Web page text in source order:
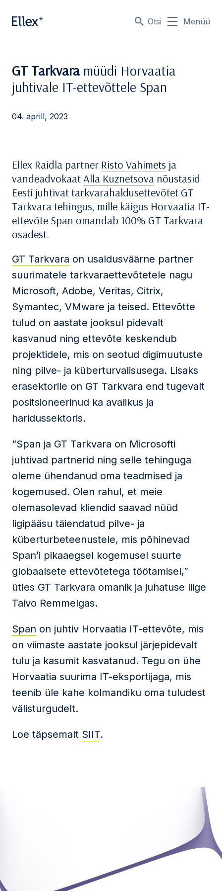
Otsi Menüü
GT Tarkvara müüdi Horvaatia
juhtivale IT-ettevõttele Span
04. aprill, 2023
Ellex Raidla partner Risto Vahimets ja
vandeadvokaatAlla Kuznetsova nõustasid
Eesti juhtivat tarkvarahaldusettevõtet GT
Tarkvara tehingus, mille käigus Horvaatia IT-
ettevõte Span omandab 100% GT Tarkvara
osadest.
GT Tarkvara on usaldusväärne partner
suurimatele tarkvaraettevõtetele nagu
Microsoft, Adobe, Veritas, Citrix,
Symantec, VMware ja teised. Ettevõtte
tulud on aastate jooksul pidevalt
kasvanud ning ettevõte keskendub
projektidele, mis on seotud digimuutuste
ning pilve- ja küberturvalisusega. Lisaks
erasektorile on GT Tarkvara end tugevalt
positsioneerinud ka avalikus ja
haridussektoris.
“Span ja GT Tarkvara on Microsofti
juhtivad partnerid ning selle tehinguga
oleme ühendanud oma teadmised ja
kogemused. Olen rahul, et meie
olemasolevad kliendid saavad nüüd
ligipääsu täiendatud pilve- ja
küberturbeteenustele, mis põhinevad
Span’i pikaaegsel kogemusel suurte
globaalsete ettevõtetega töötamisel,”
ütles GT Tarkvara omanik ja juhatuse liige
Taivo Remmelgas.
Span on juhtiv Horvaatia IT-ettevõte, mis
on viimaste aastate jooksul järjepidevalt
tulu ja kasumit kasvatanud. Tegu on ühe
Horvaatia suurima IT-eksportijaga, mis
teenib üle kahe kolmandiku oma tuludest
välisturgudelt.
Loe täpsemalt SIIT.